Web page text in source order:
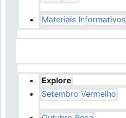
Materiais Informativos
Explore
Setembro Vermelho